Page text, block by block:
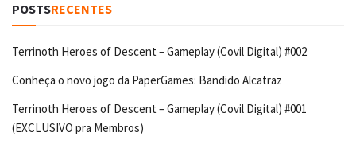
POSTSRECENTES
Terrinoth Heroes of Descent – Gameplay (Covil Digital) #002
Conheça o novo jogo da PaperGames: Bandido Alcatraz
Terrinoth Heroes of Descent – Gameplay (Covil Digital) #001
(EXCLUSIVO pra Membros)